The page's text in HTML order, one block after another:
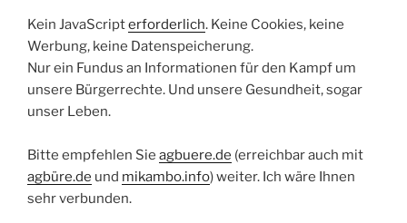
Kein JavaScripterforderlich. Keine Cookies, keine
Werbung, keine Datenspeicherung.
Nur ein Fundus an Informationen für den Kampf um
unsere Bürgerrechte. Und unsere Gesundheit, sogar
unser Leben.
Bitte empfehlen Sie agbuere.de (erreichbar auch mit
agbüre.de und mikambo.info) weiter. Ich wäre Ihnen
sehr verbunden.